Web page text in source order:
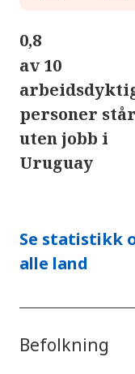
0,8
av 10
personer står
uten jobb i
Uruguay
Se statistikk
alle land
Befolkning